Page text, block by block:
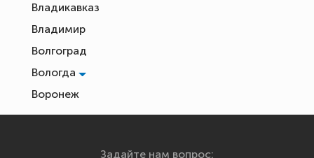
Владикавказ
Владимир
Волгоград
Вологда
Воронеж
Екатеринбург
Задайте нам вопрос: